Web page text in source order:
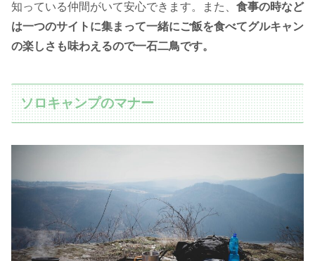
知っている仲間がいて安心できます。
また、 食事の時など
は一つのサイトに集まって一緒にご飯を食べてグルキャン
の楽しさも味わえるので一石二鳥です。
ソロキャンプのマナー